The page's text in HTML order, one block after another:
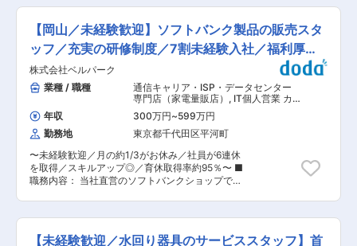
管理（受付、会計、診療報酬請求（レセプト）、
電子カルテ管理等） ・トラブル・クレーム発生時
のエスカレーション対応 ・新規受託案件の立ち上
げ支援、プロセス管理 ■所属長より 本ポジショ
ンは、クライアント対応、病院スタッフのマネジ
メントなど、人とのコミュニケーションが多く発
生する業務内容です。個人での業務よりも、チー
ムで目標を達成することや課題に対応すること
に、やりがいや達成感を覚える方を歓迎いたしま
す。全社員がより働きやすい職場環境の実現を目
指し、一丸となって取り組んでおります。ぜひそ
の一員として、私たちと一緒に取り組んでいただ
けますと幸いです。を支える、そんな「誇りある
ついて： 当社は以下領域で全国30,000名以上の
社員が活躍しています。 医療事業：受付、会計、
自立支援と地域トータルケアを理念とした施設運
いただけます。また、当社へのお問い合わせはほ
とんどが会員様となっており、当社製品を長年愛
用され、製品に愛着がある方々が大変多くなって
おります。 ■職務詳細： ・当社取扱製品、購入
方法、会員用WEBサイト登録方法等、各種問合せ
対応 （主に電話、一部メール）、要望及びクレー
ムへの対応 ・健康・栄養情報の提供 ・相談内容
の記録入力 ・関連部門への取次ぎ、手続き業務、
調査依頼 ・相談内容の集計、データ分析、レポー
ト作成 ・FAQ、マニュアルの整備 ・その他事務
処理 ◆当社取扱製品、購入方法、会員用WEBサ
イト登録方法等、各種問合せ対応 （主に電話、一
部メール）、要望及びクレームへの対応 ◆健康・
栄養情報の提供 ◆相談内容の記録入力 ◆関連部
門への取次ぎ、手続き業務、調査依頼 ◆相談内容
の集計、データ分析、レポート作成 ◆FAQ、マニ
向飲料・食品）を中心として、化粧品、洗剤、な
【岡山／未経験歓迎】ソフトバンク製品の販売スタ
ッフ／充実の研修制度／7割未経験入社／福利厚生
充実
株式会社ベルパーク
業種 / 職種
通信キャリア・ISP・データセンター
専門店（家電量販店） , IT個人営業 カ
スタマーサポート・ユーザーサポー
ト・オペレータ
年収 300万円~599万円
勤務地
東京都千代田区平河町
〜未経験歓迎／月の約1/3がお休み／社員が6連休
を取得／スキルアップ◎／育休取得率約95％〜 ■
職務内容： 当社直営のソフトバンクショップで、
す。 ※チームでコミュニケーションを取りながら
仕事に取り組んで頂きます。 ◇受付対応 ◇サー
【未経験歓迎／水回り器具のサービススタッフ】首